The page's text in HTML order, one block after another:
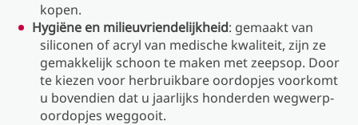
kopen.
Hygiëne en milieuvriendelijkheid: gemaakt van
siliconen of acryl van medische kwaliteit, zijn ze
gemakkelijk schoon te maken met zeepsop. Door
te kiezen voor herbruikbare oordopjes voorkomt
u bovendien dat u jaarlijks honderden wegwerp-
oordopjes weggooit.